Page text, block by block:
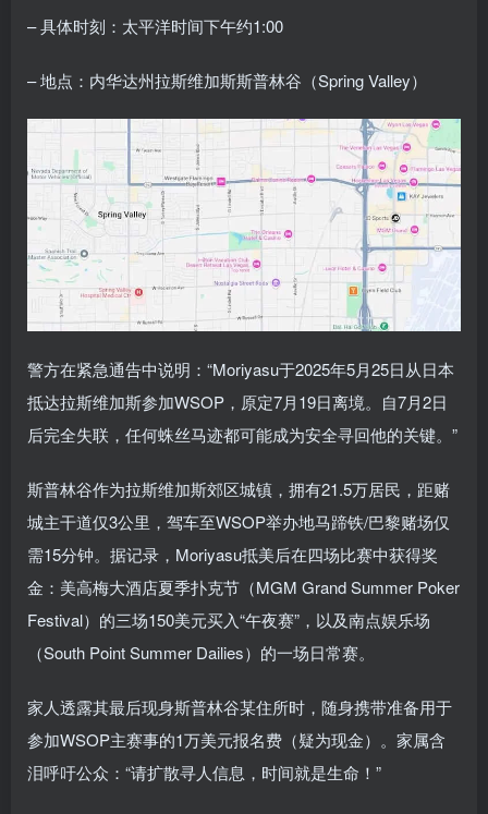
– 具体时刻：太平洋时间下午约1:00
– 地点：内华达州拉斯维加斯斯普林谷（Spring Valley）
警方在紧急通告中说明：“Moriyasu于2025年5月25日从日本
抵达拉斯维加斯参加WSOP，原定7月19日离境。自7月2日
后完全失联，任何蛛丝马迹都可能成为安全寻回他的关键。”
斯普林谷作为拉斯维加斯郊区城镇，拥有21.5万居民，距赌
城主干道仅3公里，驾车至WSOP举办地马蹄铁/巴黎赌场仅
需15分钟。据记录，Moriyasu抵美后在四场比赛中获得奖
金：美高梅大酒店夏季扑克节（MGM Grand Summer Poker
Festival）的三场150美元买入“午夜赛”，以及南点娱乐场
（South Point Summer Dailies）的一场日常赛。
家人透露其最后现身斯普林谷某住所时，随身携带准备用于
参加WSOP主赛事的1万美元报名费（疑为现金）。家属含
泪呼吁公众：“请扩散寻人信息，时间就是生命！”